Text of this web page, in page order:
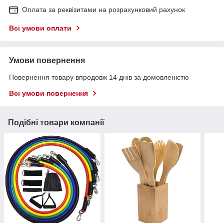
Оплата за реквізитами на розрахунковий рахунок
Всі умови оплати
Умови повернення
Повернення товару впродовж 14 днів за домовленістю
Всі умови повернення
Подібні товари компанії